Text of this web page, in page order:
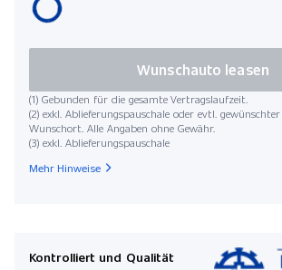
(1) Gebunden für die gesamte Vertragslaufzeit.
(2) exkl. Ablieferungspauschale oder evtl.
Wunschort. Alle Angaben ohne Gewähr.
(3) exkl. Ablieferungspauschale
Wunschauto leasen
Mehr Hinweise
Kontrolliert und Qualität